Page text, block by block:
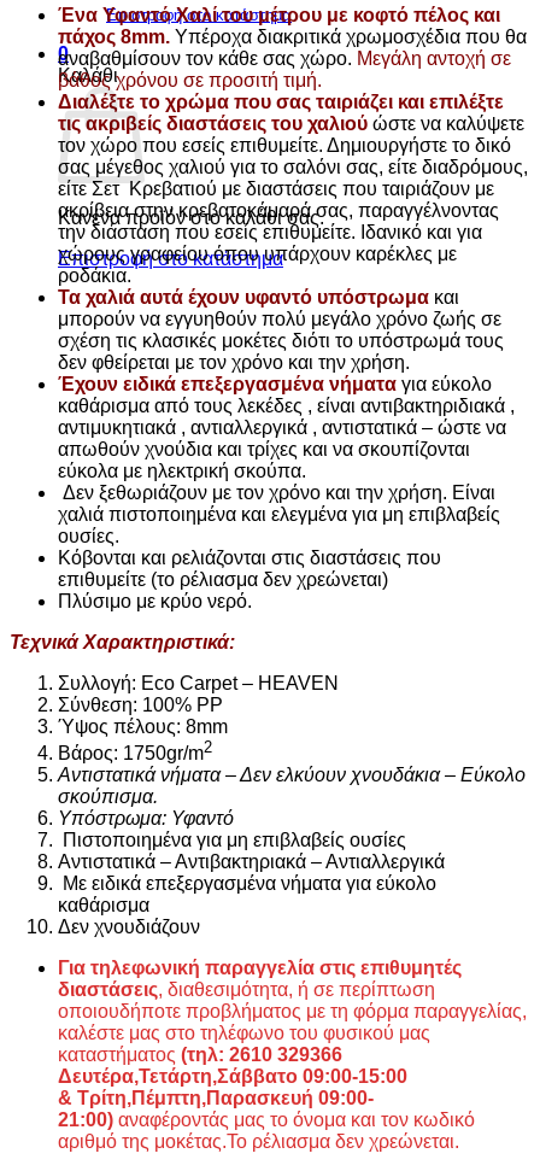
Επιστροφή στο κατάστημα
0
Καλάθι
Κανένα προϊόν στο καλάθι σας.
Επιστροφή στο κατάστημα
Ένα Υφαντό Χαλί του μέτρου με κοφτό πέλος και
πάχος 8mm. Υπέροχα διακριτικά χρωμοσχέδια που θα
αναβαθμίσουν τον κάθε σας χώρο. Μεγάλη αντοχή σε
βάθος χρόνου σε προσιτή τιμή.
Διαλέξτε το χρώμα που σας ταιριάζει και επιλέξτε
τις ακριβείς διαστάσεις του χαλιού ώστε να καλύψετε
τον χώρο που εσείς επιθυμείτε. Δημιουργήστε το δικό
σας μέγεθος χαλιού για το σαλόνι σας, είτε διαδρόμους,
είτε Σετ Κρεβατιού με διαστάσεις που ταιριάζουν με
ακρίβεια στην κρεβατοκάμαρά σας, παραγγέλνοντας
την διάσταση που εσείς επιθυμείτε. Ιδανικό και για
χώρους γραφείου όπου υπάρχουν καρέκλες με
ροδάκια.
Τα χαλιά αυτά έχουν υφαντό υπόστρωμα και
μπορούν να εγγυηθούν πολύ μεγάλο χρόνο ζωής σε
σχέση τις κλασικές μοκέτες διότι το υπόστρωμά τους
δεν φθείρεται με τον χρόνο και την χρήση.
Έχουν ειδικά επεξεργασμένα νήματα για εύκολο
καθάρισμα από τους λεκέδες , είναι αντιβακτηριδιακά ,
αντιμυκητιακά , αντιαλλεργικά , αντιστατικά – ώστε να
απωθούν χνούδια και τρίχες και να σκουπίζονται
εύκολα με ηλεκτρική σκούπα.
Δεν ξεθωριάζουν με τον χρόνο και την χρήση. Είναι
χαλιά πιστοποιημένα και ελεγμένα για μη επιβλαβείς
ουσίες.
Κόβονται και ρελιάζονται στις διαστάσεις που
επιθυμείτε (το ρέλιασμα δεν χρεώνεται)
Πλύσιμο με κρύο νερό.
Τεχνικά Χαρακτηριστικά:
Συλλογή: Eco Carpet – HEAVEN
Σύνθεση: 100% PP
Ύψος πέλους: 8mm
Βάρος: 1750gr/m2
Αντιστατικά νήματα – Δεν ελκύουν χνουδάκια – Εύκολο
σκούπισμα.
Υπόστρωμα: Υφαντό
Πιστοποιημένα για μη επιβλαβείς ουσίες
Αντιστατικά – Αντιβακτηριακά – Αντιαλλεργικά
Με ειδικά επεξεργασμένα νήματα για εύκολο
καθάρισμα
Δεν χνουδιάζουν
Για τηλεφωνική παραγγελία στις επιθυμητές
διαστάσεις, διαθεσιμότητα, ή σε περίπτωση
οποιουδήποτε προβλήματος με τη φόρμα παραγγελίας,
καλέστε μας στο τηλέφωνο του φυσικού μας
καταστήματος (τηλ: 2610 329366
Δευτέρα,Τετάρτη,Σάββατο 09:00-15:00
& Τρίτη,Πέμπτη,Παρασκευή 09:00-
21:00) αναφέροντάς μας το όνομα και τον κωδικό
αριθμό της μοκέτας.Το ρέλιασμα δεν χρεώνεται.